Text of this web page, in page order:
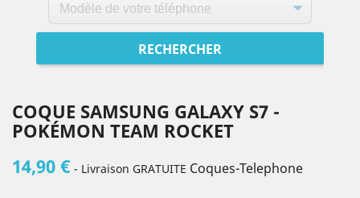
COQUE SAMSUNG GALAXY S7 -
POKÉMON TEAM ROCKET
14,90 € - Livraison GRATUITE Coques-Telephone